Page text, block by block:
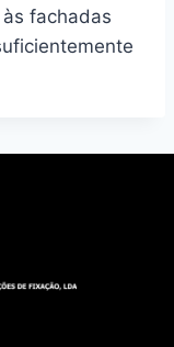
fachadas